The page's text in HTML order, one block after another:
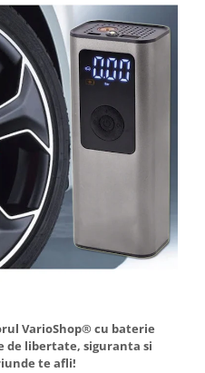
VarioShop® cu baterie
de libertate, siguranta si
te afli!